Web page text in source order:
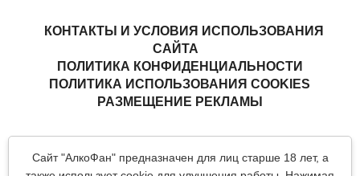
Сайт "АлкоФан" предназначен для лиц старше 18 лет, а
КОНТАКТЫ И УСЛОВИЯ ИСПОЛЬЗОВАНИЯ
САЙТА
ПОЛИТИКА КОНФИДЕНЦИАЛЬНОСТИ
ПОЛИТИКА ИСПОЛЬЗОВАНИЯ COOKIES
РАЗМЕЩЕНИЕ РЕКЛАМЫ
напитков.
Все материалы данного сайта являются объектами авторского